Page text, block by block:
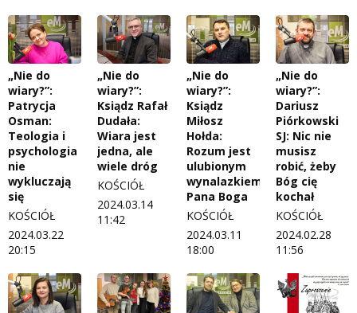
„Nie do
wiary?”:
Patrycja
Osman:
Teologia i
psychologia
nie
wykluczają
się
KOŚCIÓŁ
2024.03.22
20:15
„Nie do
wiary?”:
Ksiądz Rafał
Dudała:
Wiara jest
jedna, ale
wiele dróg
KOŚCIÓŁ
2024.03.14
11:42
„Nie do
wiary?”:
Ksiądz
Miłosz
Hołda:
Rozum jest
ulubionym
wynalazkiem
Pana Boga
KOŚCIÓŁ
2024.03.11
18:00
„Nie do
wiary?”:
Dariusz
Piórkowski
SJ: Nic nie
musisz
robić, żeby
Bóg cię
kochał
KOŚCIÓŁ
2024.02.28
11:56